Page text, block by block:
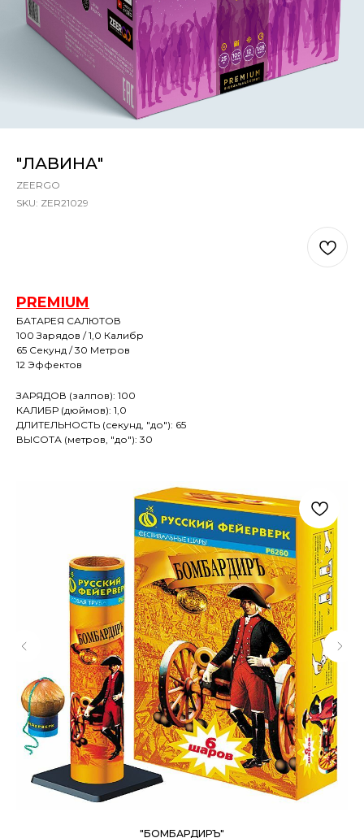
"ЛАВИНА"
ZEERGO
SKU: ZER21029
PREMIUM
БАТАРЕЯ САЛЮТОВ
100 Зарядов / 1,0 Калибр
65 Секунд / 30 Метров
12 Эффектов
ЗАРЯДОВ (залпов): 100
КАЛИБР (дюймов): 1,0
ДЛИТЕЛЬНОСТЬ (секунд, "до"): 65
ВЫСОТА (метров, "до"): 30
"БОМБАРДИРЪ"